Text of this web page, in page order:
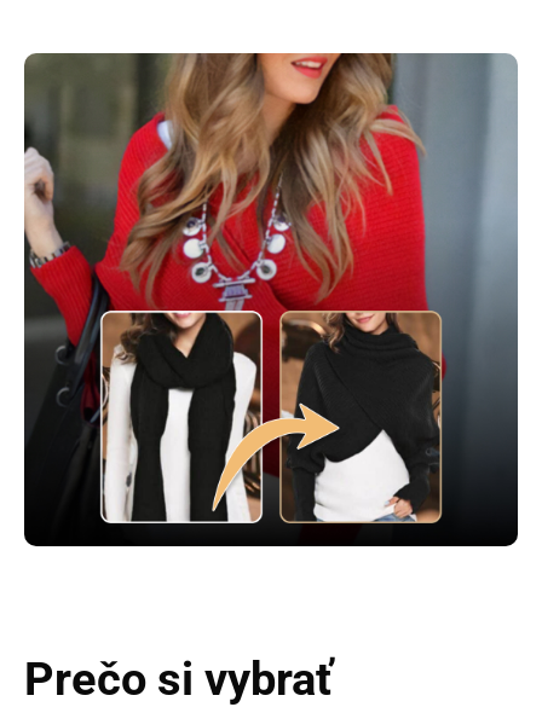
Prečo si vybrať